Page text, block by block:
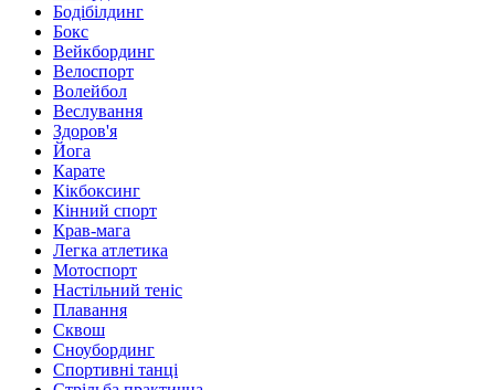
Бодібілдинг
Бокс
Вейкбординг
Велоспорт
Волейбол
Веслування
Здоров'я
Йога
Карате
Кікбоксинг
Кінний спорт
Крав-мага
Легка атлетика
Мотоспорт
Настільний теніс
Плавання
Сквош
Сноубординг
Спортивні танці